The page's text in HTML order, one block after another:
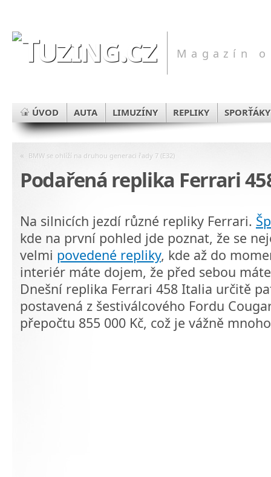
Magazín
ÚVOD AUTA LIMUZÍNY REPLIKY SPORŤÁKY
« BMW se ohlíží na druhou generaci řady 7 (E32)
Podařená replika Ferrari
Na silnicích jezdí různé repliky Ferrari.
kde na první pohled jde poznat, že se
velmi povedené repliky, kde až do
interiér máte dojem, že před sebou
Dnešní replika Ferrari 458 Italia určitě
postavená z šestiválcového Fordu
přepočtu 855 000 Kč, což je vážně